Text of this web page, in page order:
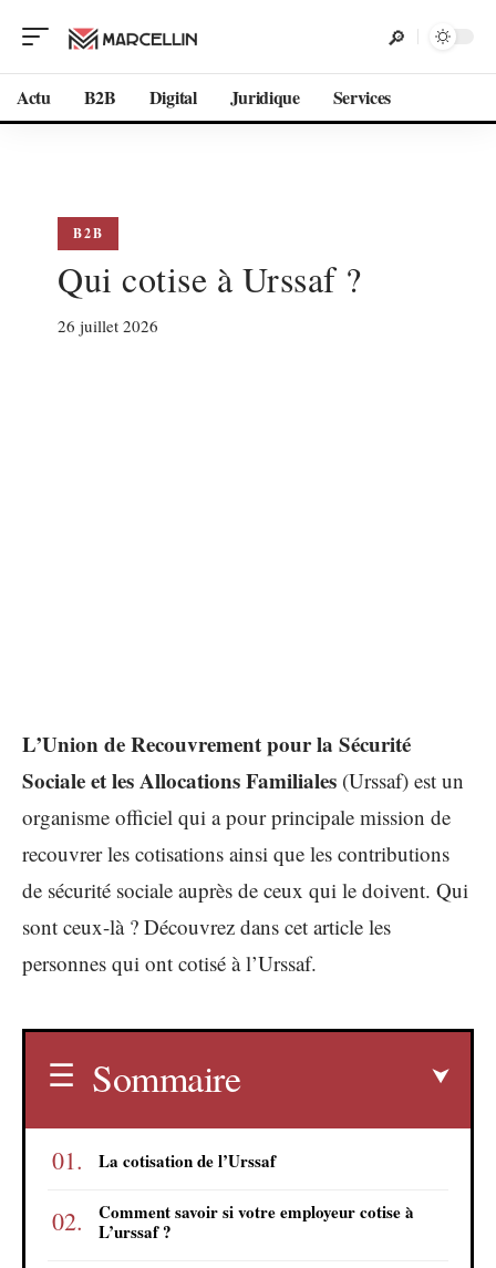
Actu B2B Digital Juridique Services
B2B
Qui cotise à Urssaf ?
26 juillet 2026
L’Union de Recouvrement pour la Sécurité
Sociale et les Allocations Familiales (Urssaf) est un
organisme officiel qui a pour principale mission de
recouvrer les cotisations ainsi que les contributions
de sécurité sociale auprès de ceux qui le doivent. Qui
sont ceux-là ? Découvrez dans cet article les
personnes qui ont cotisé à l’Urssaf.
Sommaire
La cotisation de l’Urssaf
Comment savoir si votre employeur cotise à
L’urssaf ?